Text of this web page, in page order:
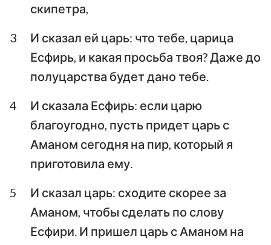
Аввакум
Аггей Захария
Малахия
скипетра,
3
И сказал ей царь: что тебе, царица
Есфирь, и какая просьба твоя? Даже до
полуцарства будет дано тебе.
4
И сказала Есфирь: если царю
благоугодно, пусть придет царь с
Аманом сегодня на пир, который я
приготовила ему.
5
И сказал царь: сходите скорее за
Аманом, чтобы сделать по слову
Есфири. И пришел царь с Аманом на